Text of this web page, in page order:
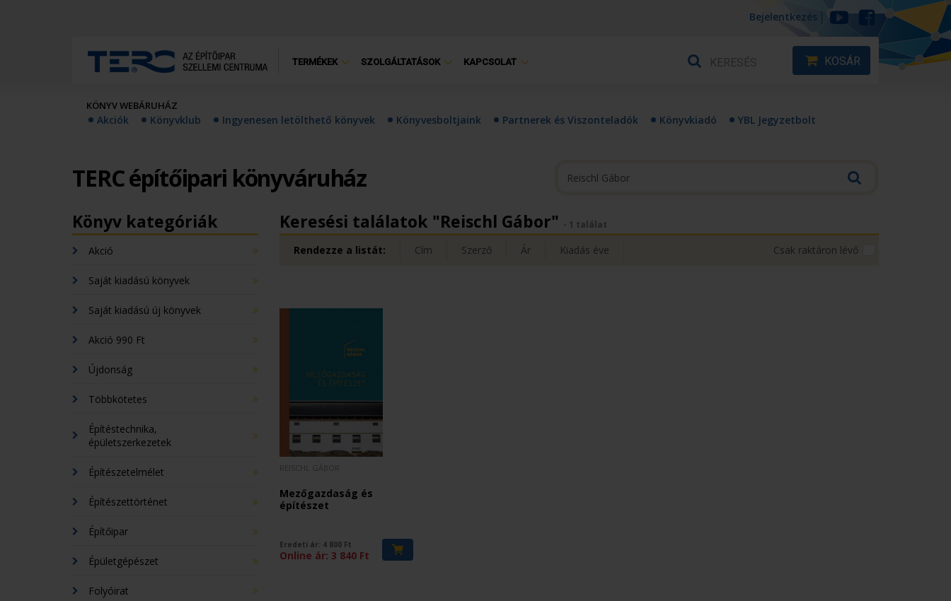
Bejelentkezés
TERMÉKEK SZOLGÁLTATÁSOK KAPCSOLAT KOSÁR
KÖNYV WEBÁRUHÁZ
Akciók Könyvklub Ingyenesen letölthető könyvek Könyvesboltjaink Partnerek és Viszonteladók Könyvkiadó YBL Jegyzetbolt
TERC építőipari könyváruház
Könyv kategóriák
Akció
Saját kiadású könyvek
Saját kiadású új könyvek
Akció 990 Ft
Újdonság
Többkötetes
Építéstechnika,
épületszerkezetek
Építészetelmélet
Építészettörténet
Építőipar
Épületgépészet
Folyóirat
Keresési találatok "Reischl Gábor" - 1 találat
Rendezze a listát: Cím Szerző Ár Kiadás éve Csak raktáron lévő
Mezőgazdaság és
építészet
Eredeti ár: 4 800Ft
Online ár: 3 840Ft